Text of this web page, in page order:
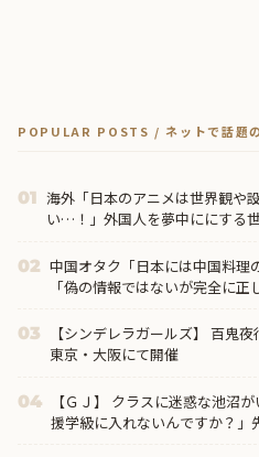
POPULAR POSTS / ネットで話題
01 海外「日本のアニメは世界観や
い…！」外国人を夢中ににする
02 中国オタク「日本には中国料理
「偽の情報ではないが完全に
03
【シンデレラガールズ】 百鬼
東京・大阪にて開催
04
【ＧＪ】 クラスに迷惑な池沼
援学級に入れないんですか？」